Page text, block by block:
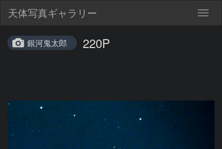
天体写真ギャラリー
銀河鬼太郎 220P